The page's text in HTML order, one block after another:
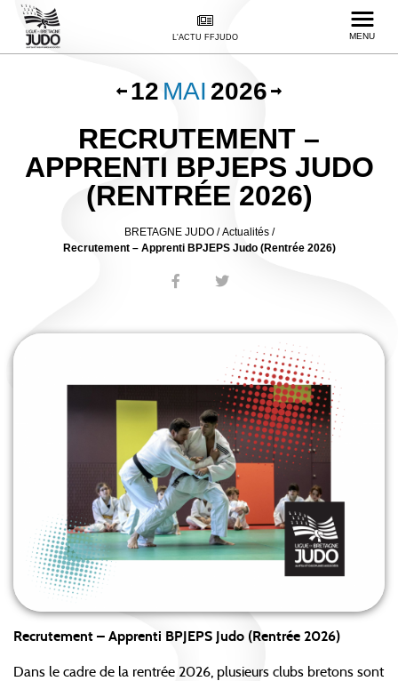
L'ACTU FFJUDO MENU
12 MAI 2026
RECRUTEMENT –
APPRENTI BPJEPS JUDO
(RENTRÉE 2026)
BRETAGNE JUDO/Actualités /
Recrutement – Apprenti BPJEPS Judo (Rentrée 2026)
Recrutement – Apprenti BPJEPS Judo (Rentrée 2026)
Dans le cadre de la rentrée 2026, plusieurs clubs bretons sont